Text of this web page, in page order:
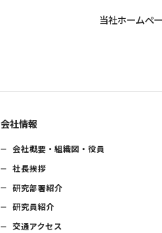
当社ホームペ
会社情報
会社概要・組織図・役員
社長挨拶
研究部署紹介
研究員紹介
交通アクセス